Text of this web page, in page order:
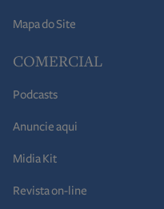
Mapa do Site
COMERCIAL
Podcasts
Anuncie aqui
Midia Kit
Revista on-line